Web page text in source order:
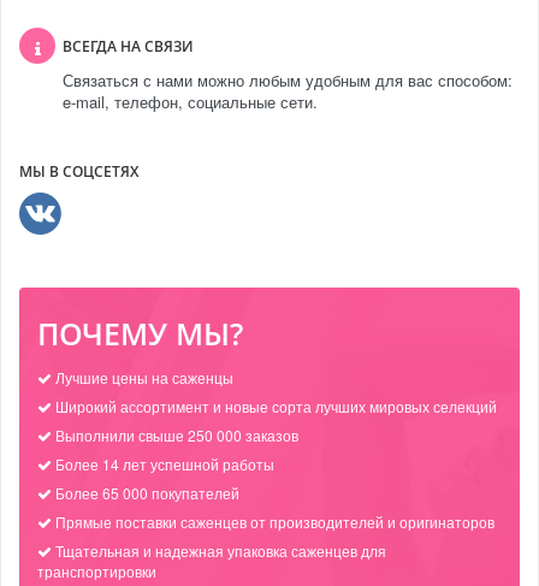
ВСЕГДА НА СВЯЗИ
Связаться с нами можно любым удобным для вас способом:
e-mail, телефон, социальные сети.
МЫ В СОЦСЕТЯХ
ПОЧЕМУ МЫ?
Лучшие цены на саженцы
Широкий ассортимент и новые сорта лучших мировых селекций
Выполнили свыше 250 000 заказов
Более 14 лет успешной работы
Более 65 000 покупателей
Прямые поставки саженцев от производителей и оригинаторов
Тщательная и надежная упаковка саженцев для
транспортировки